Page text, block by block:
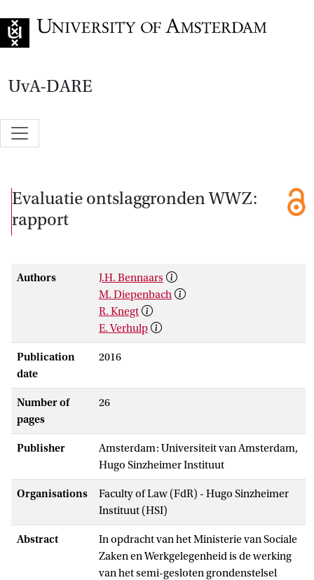
UvA-DARE
Evaluatie ontslaggronden WWZ:
rapport
Authors
J.H. Bennaars
M. Diepenbach
R. Knegt
E. Verhulp
Publication
date
2016
Number of
pages
26
Publisher
Amsterdam: Universiteit van Amsterdam,
Hugo Sinzheimer Instituut
Organisations
Faculty of Law (FdR) - Hugo Sinzheimer
Instituut (HSI)
Abstract
In opdracht van het Ministerie van Sociale
Zaken en Werkgelegenheid is de werking
van het semi-gesloten grondenstelsel